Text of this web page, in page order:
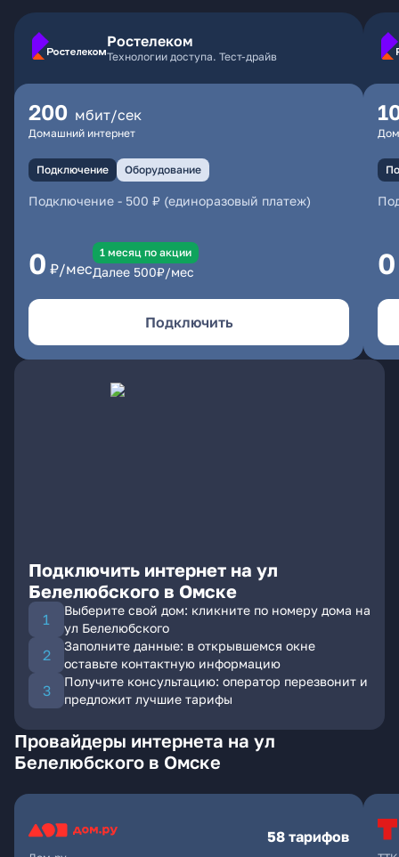
Ростелеком
Технологии доступа. Тест-драйв
200 мбит/сек
Домашний интернет
Подключение Оборудование
Подключение - 500 ₽ (единоразовый платеж)
0 ₽/мес
1 месяц по акции
Далее 500₽/мес
Подключить
0
Подключить интернет на ул
Белелюбского в Омске
Выберите свой дом: кликните по номеру дома на
ул Белелюбского
Заполните данные: в открывшемся окне
оставьте контактную информацию
Получите консультацию: оператор перезвонит и
предложит лучшие тарифы
Провайдеры интернета на ул
Белелюбского в Омске
58 тарифов